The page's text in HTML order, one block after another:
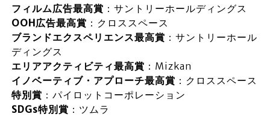
フィルム広告最高賞 ：サントリーホールディングス
OOH広告最高賞 ：クロススペース
ブランドエクスペリエンス最高賞 ：サントリーホール
ディングス
エリアアクティビティ最高賞 ：Mizkan
イノベーティブ・アプローチ最高賞 ：クロススペース
特別賞 ：パイロットコーポレーション
SDGs特別賞 ：ツムラ